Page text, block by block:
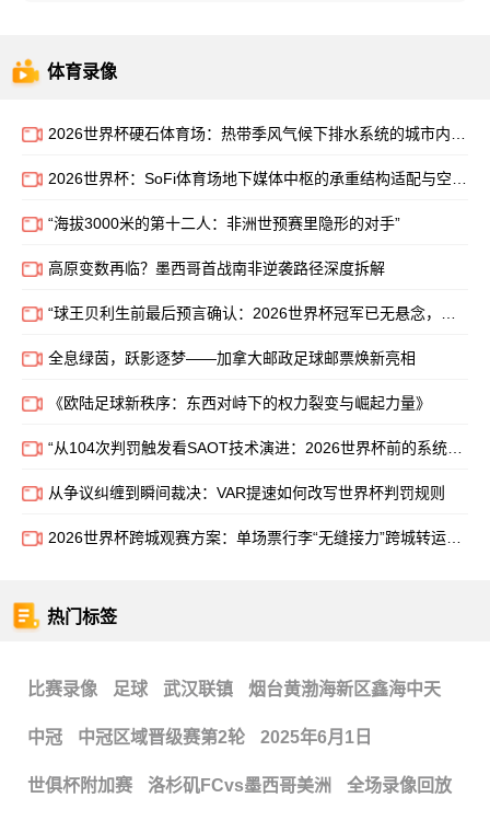
体育录像
2026世界杯硬石体育场：热带季风气候下排水系统的城市内涝适应能力评价
2026世界杯：SoFi体育场地下媒体中枢的承重结构适配与空间效能优化策略
“海拔3000米的第十二人：非洲世预赛里隐形的对手”
高原变数再临？墨西哥首战南非逆袭路径深度拆解
“球王贝利生前最后预言确认：2026世界杯冠军已无悬念，全球体坛哗然”
全息绿茵，跃影逐梦——加拿大邮政足球邮票焕新亮相
《欧陆足球新秩序：东西对峙下的权力裂变与崛起力量》
“从104次判罚触发看SAOT技术演进：2026世界杯前的系统成熟度验证”
从争议纠缠到瞬间裁决：VAR提速如何改写世界杯判罚规则
2026世界杯跨城观赛方案：单场票行李“无缝接力”跨城转运系统
热门标签
比赛录像 足球 武汉联镇 烟台黄渤海新区鑫海中天
中冠 中冠区域晋级赛第2轮 2025年6月1日
世俱杯附加赛 洛杉矶FCvs墨西哥美洲 全场录像回放